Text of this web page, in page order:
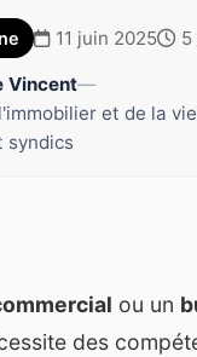
11 juin 2025 5
Vincent—
et de la
syndics
ou un
des